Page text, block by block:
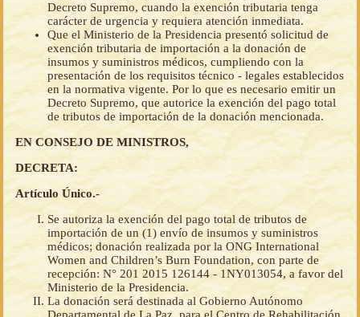
Decreto Supremo, cuando la exención tributaria tenga
carácter de urgencia y requiera atención inmediata.
Que el Ministerio de la Presidencia presentó solicitud de
exención tributaria de importación a la donación de
insumos y suministros médicos, cumpliendo con la
presentación de los requisitos técnico - legales establecidos
en la normativa vigente. Por lo que es necesario emitir un
Decreto Supremo, que autorice la exención del pago total
de tributos de importación de la donación mencionada.
EN CONSEJO DE MINISTROS,
DECRETA:
Artículo Único.-
Se autoriza la exención del pago total de tributos de
importación de un (1) envío de insumos y suministros
médicos; donación realizada por la ONG International
Women and Children’s Burn Foundation, con parte de
recepción: N° 201 2015 126144 - 1NY013054, a favor del
Ministerio de la Presidencia.
La donación será destinada al Gobierno Autónomo